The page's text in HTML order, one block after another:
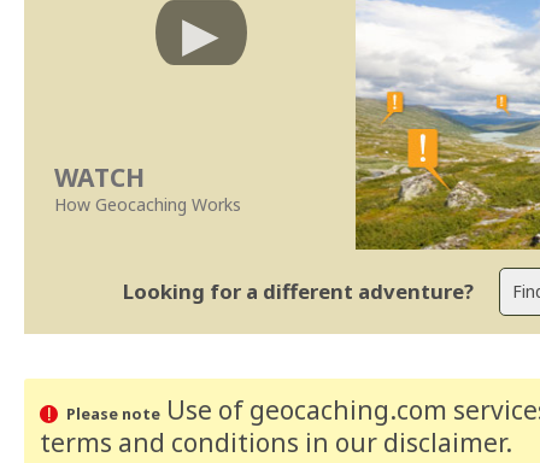
WATCH
How Geocaching Works
Looking for a different adventure?
Please noteUse of geocaching.com
terms and conditions in our disclaimer.